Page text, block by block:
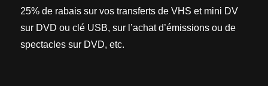
25% de rabais sur vos transferts de VHS et mini DV
sur DVD ou clé USB, sur l’achat d’émissions ou de
spectacles sur DVD, etc.